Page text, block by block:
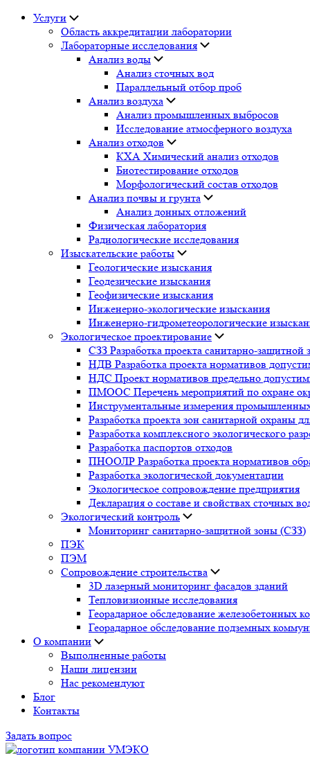
Услуги
Область аккредитации лаборатории
Лабораторные исследования
Анализ воды
Анализ сточных вод
Параллельный отбор проб
Анализ воздуха
Анализ промышленных выбросов
Исследование атмосферного воздуха
Анализ отходов
КХА Химический анализ отходов
Биотестирование отходов
Морфологический состав отходов
Анализ почвы и грунта
Анализ донных отложений
Физическая лаборатория
Радиологические исследования
Изыскательские работы
Геологические изыскания
Геодезические изыскания
Геофизические изыскания
Инженерно-экологические изыскания
Инженерно-гидрометеорологические
Экологическое проектирование
СЗЗ Разработка проекта санитарно-защитной
НДВ Разработка проекта нормативов
НДС Проект нормативов предельно
ПМООС Перечень мероприятий по охране
Инструментальные измерения
Разработка проекта зон санитарной охраны
Разработка комплексного экологического
Разработка паспортов отходов
ПНООЛР Разработка проекта нормативов
Разработка экологической документации
Экологическое сопровождение предприятия
Декларация о составе и свойствах сточных
Экологический контроль
Мониторинг санитарно-защитной зоны (СЗЗ)
ПЭК
ПЭМ
Сопровождение строительства
3D лазерный мониторинг фасадов зданий
Тепловизионные исследования
Георадарное обследование железобетонных
Георадарное обследование подземных
О компании
Выполненные работы
Наши лицензии
Нас рекомендуют
Блог
Контакты
Задать вопрос